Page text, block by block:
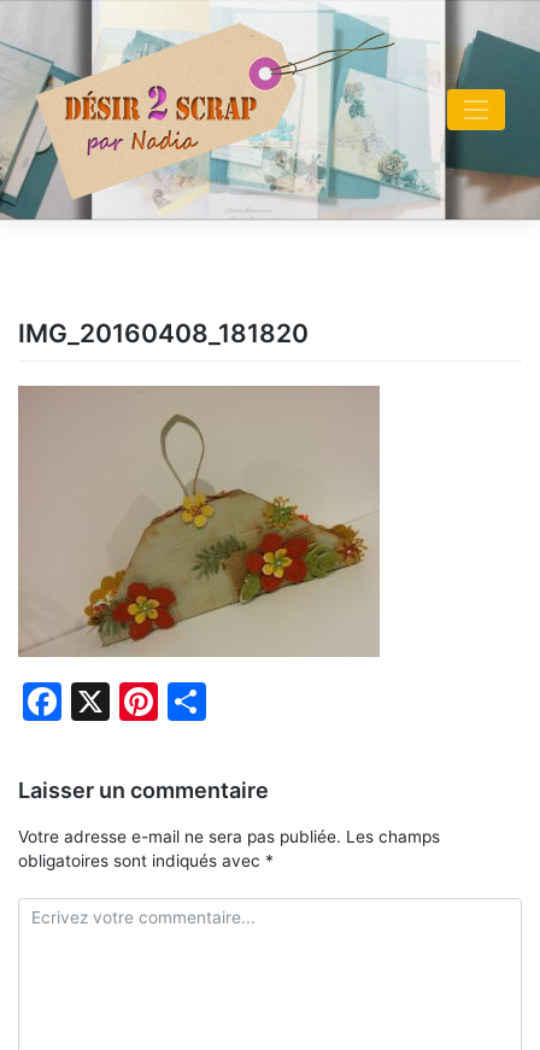
content
IMG_20160408_181820
Facebook
X Pinterest
Laisser un commentaire
Votre adresse e-mail ne sera pas publiée. Les champs
obligatoires sont indiqués avec *